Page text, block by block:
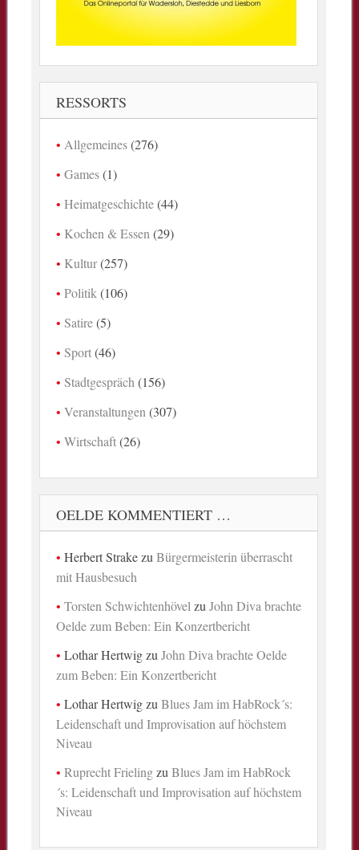
RESSORTS
Allgemeines(276)
Games(1)
Heimatgeschichte(44)
Kochen & Essen (29)
Kultur(257)
Politik (106)
Satire(5)
Sport(46)
Stadtgespräch (156)
Veranstaltungen (307)
Wirtschaft(26)
OELDE KOMMENTIERT …
Herbert StrakezuBürgermeisterin überrascht
mit Hausbesuch
Torsten Schwichtenhövel zuJohn Diva brachte
Oelde zum Beben: Ein Konzertbericht
Lothar HertwigzuJohn Diva brachte Oelde
zum Beben: Ein Konzertbericht
Lothar HertwigzuBlues Jam im HabRock´s:
Leidenschaft und Improvisation auf höchstem
Niveau
Ruprecht FrielingzuBlues Jam im HabRock
´s: Leidenschaft und Improvisation auf höchstem
Niveau